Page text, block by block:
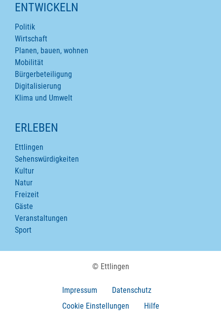
ENTWICKELN
Politik
Wirtschaft
Planen, bauen, wohnen
Mobilität
Bürgerbeteiligung
Digitalisierung
Klima und Umwelt
ERLEBEN
Ettlingen
Sehenswürdigkeiten
Kultur
Natur
Freizeit
Gäste
Veranstaltungen
Sport
© Ettlingen
Impressum
Datenschutz
Cookie Einstellungen
Hilfe